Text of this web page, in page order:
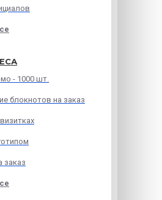
- 1000 шт.
блокнотов на заказ
заказ